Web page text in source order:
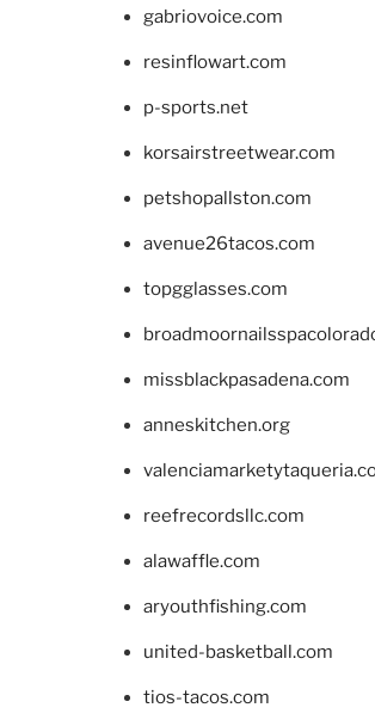
gabriovoice.com
resinflowart.com
p-sports.net
korsairstreetwear.com
petshopallston.com
avenue26tacos.com
topgglasses.com
missblackpasadena.com
anneskitchen.org
reefrecordsllc.com
alawaffle.com
aryouthfishing.com
united-basketball.com
tios-tacos.com